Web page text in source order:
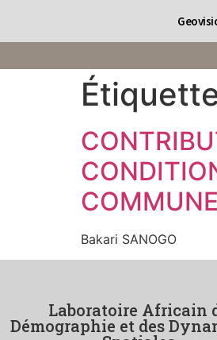
Bakari SANOGO
Laboratoire Africain
Démographie et des